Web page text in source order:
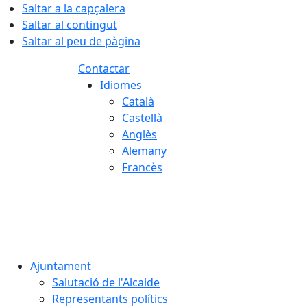
Saltar a la capçalera
Saltar al contingut
Saltar al peu de pàgina
Contactar
Idiomes
Català
Castellà
Anglès
Alemany
Francès
Ajuntament
Salutació de l'Alcalde
Representants polítics